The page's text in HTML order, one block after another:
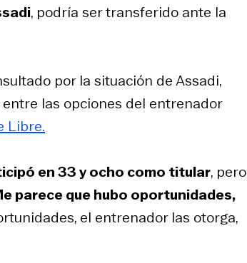
, podría ser transferido ante la
por la situación de Assadi,
las opciones del entrenador
Libre.
en 33 y ocho como titular, pero
parece que hubo oportunidades,
el entrenador las otorga,